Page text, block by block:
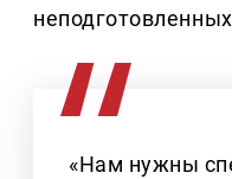
«Нам нужны